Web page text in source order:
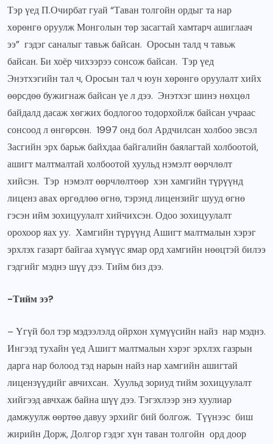
Тэр үед П.Очирбат гуай “Таван толгойн ордыг та нар
хөрөнгө оруулж Монголын төр засагтай хамтарч ашиглаач
ээ” гэдэг саналыг тавьж байсан. Оросын талд ч тавьж
байсан. Би хоёр чихээрээ сонсож байсан. Тэр үед
Энэтхэгийн тал ч, Оросын тал ч юун хөрөнгө оруулалт хийх
өөрсдөө бужигнаж байсан үе л дээ. Энэтхэг шинэ нөхцөл
байдалд дасаж хөгжих бодлогоо тодорхойлж байсан учраас
сонсоод л өнгөрсөн. 1997 онд бол Ардчилсан холбоо эвсэл
Засгийн эрх барьж байхдаа байгалийн баялагтай холбоотой,
ашигт малтмалтай холбоотой хуульд нэмэлт өөрчлөлт
хийсэн. Тэр нэмэлт өөрчлөлтөөр хэн хамгийн түрүүнд
лиценз авах өргөдлөө өгнө, тэрэнд лицензийг шууд өгнө
гэсэн ийм зохицуулалт хийчихсэн. Одоо зохицуулалт
орохоор яах уу. Хамгийн түрүүнд Ашигт малтмалын хэрэг
эрхлэх газарт байгаа хүмүүс ямар орд хамгийн нөөцтэй билээ
гэдгийг мэднэ шүү дээ. Тийм биз дээ.
-Тийм ээ?
– Үгүй бол тэр мэдээлэлд ойрхон хүмүүсийн найз нар мэднэ.
Ингээд тухайн үед Ашигт малтмалын хэрэг эрхлэх газрын
дарга нар болоод тэд нарын найз нар хамгийн ашигтай
лицензүүдийг авчихсан. Хуульд зориуд тийм зохицуулалт
хийгээд авчхаж байна шүү дээ. Тэгэхлээр энэ хуулиар
дамжуулж өөртөө давуу эрхийг бий болгож. Түүнээс биш
жирийн Дорж, Долгор гэдэг хүн таван толгойн орд доор